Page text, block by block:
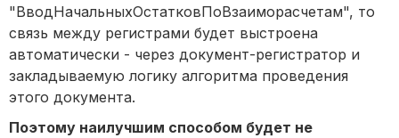
"ВводНачальныхОстатковПоВзаиморасчетам", то
связь между регистрами будет выстроена
автоматически - через документ-регистратор и
закладываемую логику алгоритма проведения
этого документа.
Поэтому наилучшим способом будет не